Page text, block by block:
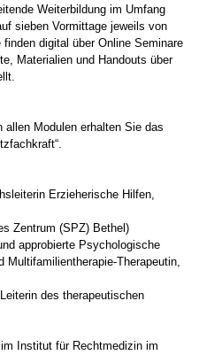
Weiterbildung im Umfang
sieben Vormittage jeweils von
digital über Online Seminare
Materialien und Handouts über
allen Modulen erhalten Sie das
Erzieherische Hilfen,
Zentrum (SPZ) Bethel)
approbierte Psychologische
Multifamilientherapie-Therapeutin,
des therapeutischen
Institut für Rechtmedizin im